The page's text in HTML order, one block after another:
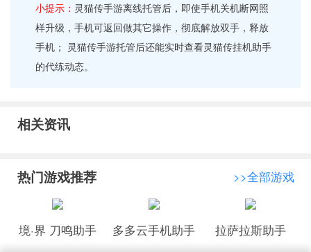
小提示： 灵猫传手游离线托管后，即使手机关机断网照
样升级，手机可返回做其它操作，彻底解放双手，释放
手机； 灵猫传手游托管后还能实时查看灵猫传挂机助手
的代练动态。
相关资讯
热门游戏推荐 >>全部游戏
境·界 刀鸣助手 多多云手机助手 拉萨拉斯助手